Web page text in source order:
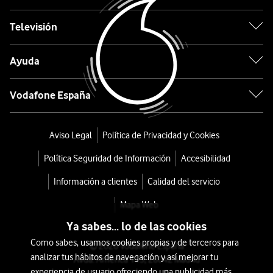
de
pelo
Chronos
Max
Styler
Televisión
Ayuda
Vodafone España
Aviso Legal Política de Privacidad y Cookies
Política Seguridad de Información Accesibilidad
Información a clientes Calidad del servicio
Mapa Web
© 2026 Vodafone España
Avda. América 115, 28042 Madrid
Ya sabes... lo de las cookies
Como sabes, usamos cookies propias y de terceros para
analizar tus hábitos de navegación y así mejorar tu